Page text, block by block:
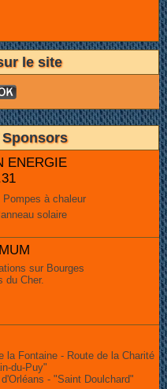
le site
ENERGIE
à chaleur
solaire
sur Bourges
du Cher.
la Fontaine - Route de la Charité
du-Puy"
- "Saint Doulchard"